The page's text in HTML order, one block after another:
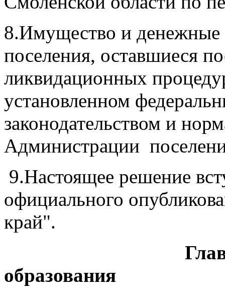
8.Имущество и денежные
поселения, оставшиеся
ликвидационных
установленном
законодательством и
Администрации
9.Настоящее решение
официального
край".
Глава
образования